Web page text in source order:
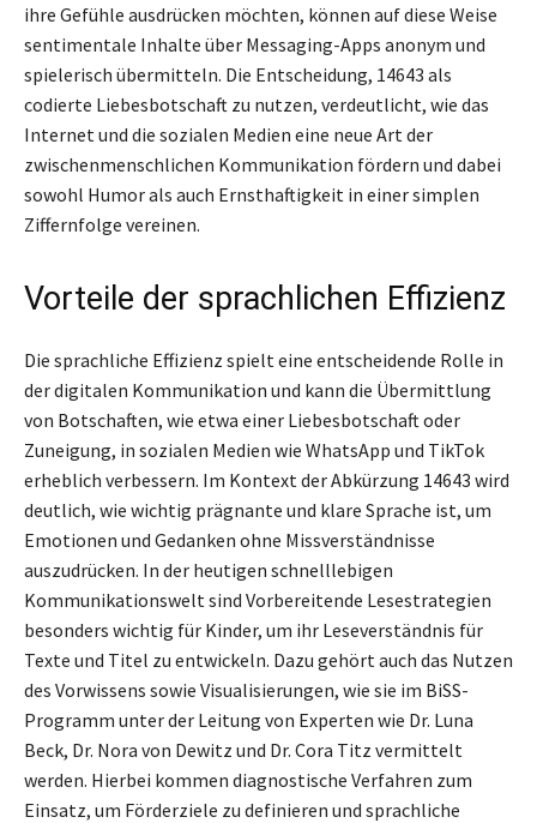
ihre Gefühle ausdrücken möchten, können auf diese Weise
sentimentale Inhalte über Messaging-Apps anonym und
spielerisch übermitteln. Die Entscheidung, 14643 als
codierte Liebesbotschaft zu nutzen, verdeutlicht, wie das
Internet und die sozialen Medien eine neue Art der
zwischenmenschlichen Kommunikation fördern und dabei
sowohl Humor als auch Ernsthaftigkeit in einer simplen
Ziffernfolge vereinen.
Vorteile der sprachlichen Effizienz
Die sprachliche Effizienz spielt eine entscheidende Rolle in
der digitalen Kommunikation und kann die Übermittlung
von Botschaften, wie etwa einer Liebesbotschaft oder
Zuneigung, in sozialen Medien wie WhatsApp und TikTok
erheblich verbessern. Im Kontext der Abkürzung 14643 wird
deutlich, wie wichtig prägnante und klare Sprache ist, um
Emotionen und Gedanken ohne Missverständnisse
auszudrücken. In der heutigen schnelllebigen
Kommunikationswelt sind Vorbereitende Lesestrategien
besonders wichtig für Kinder, um ihr Leseverständnis für
Texte und Titel zu entwickeln. Dazu gehört auch das Nutzen
des Vorwissens sowie Visualisierungen, wie sie im BiSS-
Programm unter der Leitung von Experten wie Dr. Luna
Beck, Dr. Nora von Dewitz und Dr. Cora Titz vermittelt
werden. Hierbei kommen diagnostische Verfahren zum
Einsatz, um Förderziele zu definieren und sprachliche